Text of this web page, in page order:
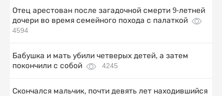
Отец арестован после загадочной смерти 9-летней
дочери во время семейного похода с палаткой
4594
Бабушка и мать убили четверых детей, а затем
покончили с собой
4245
Скончался мальчик, почти девять лет находившийся